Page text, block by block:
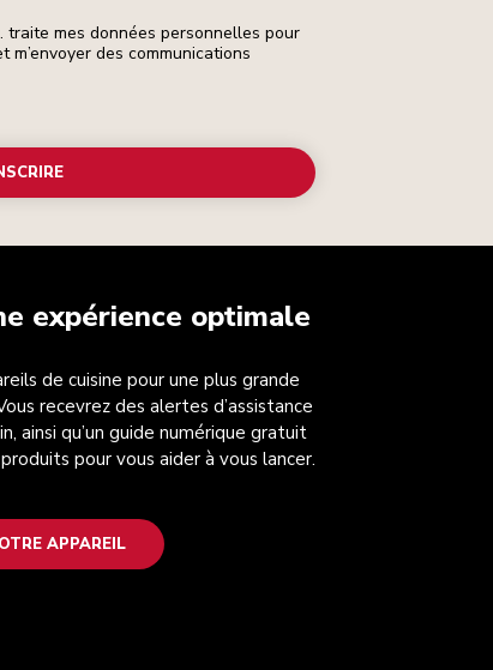
traite mes données personnelles pour
des communications
expérience optimale
de cuisine pour une plus grande
recevrez des alertes d’assistance
ainsi qu’un guide numérique gratuit
pour vous aider à vous lancer.
APPAREIL